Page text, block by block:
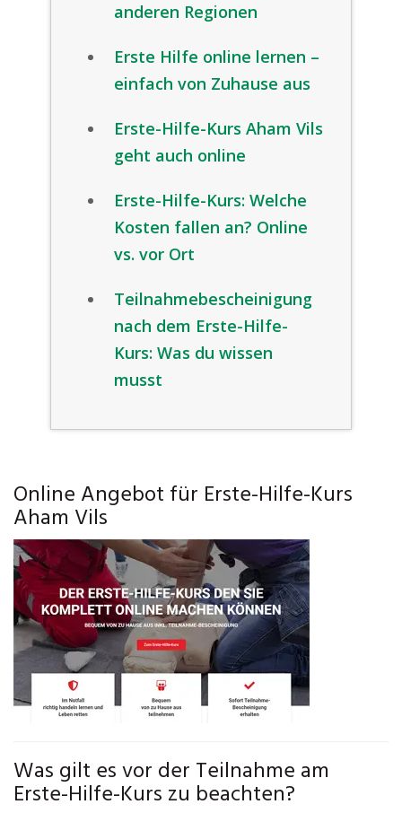
anderen Regionen
Erste Hilfe online lernen –
einfach von Zuhause aus
Erste-Hilfe-Kurs Aham Vils
geht auch online
Erste-Hilfe-Kurs: Welche
Kosten fallen an? Online
vs. vor Ort
Teilnahmebescheinigung
nach dem Erste-Hilfe-
Kurs: Was du wissen
musst
Online Angebot für Erste-Hilfe-Kurs
Aham Vils
Was gilt es vor der Teilnahme am
Erste-Hilfe-Kurs zu beachten?